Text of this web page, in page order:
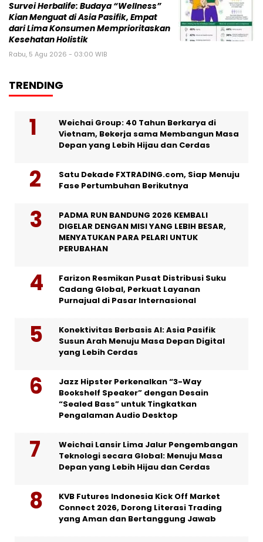
Survei Herbalife: Budaya “Wellness”
Kian Menguat di Asia Pasifik, Empat
dari Lima Konsumen Memprioritaskan
Kesehatan Holistik
Rabu, 5 Agu 2026 - 03:00 WIB
TRENDING
Weichai Group: 40 Tahun Berkarya di
Vietnam, Bekerja sama Membangun Masa
Depan yang Lebih Hijau dan Cerdas
Satu Dekade FXTRADING.com, Siap Menuju
Fase Pertumbuhan Berikutnya
PADMA RUN BANDUNG 2026 KEMBALI
DIGELAR DENGAN MISI YANG LEBIH BESAR,
MENYATUKAN PARA PELARI UNTUK
PERUBAHAN
Farizon Resmikan Pusat Distribusi Suku
Cadang Global, Perkuat Layanan
Purnajual di Pasar Internasional
Konektivitas Berbasis AI: Asia Pasifik
Susun Arah Menuju Masa Depan Digital
yang Lebih Cerdas
Jazz Hipster Perkenalkan “3-Way
Bookshelf Speaker” dengan Desain
“Sealed Bass” untuk Tingkatkan
Pengalaman Audio Desktop
Weichai Lansir Lima Jalur Pengembangan
Teknologi secara Global: Menuju Masa
Depan yang Lebih Hijau dan Cerdas
KVB Futures Indonesia Kick Off Market
Connect 2026, Dorong Literasi Trading
yang Aman dan Bertanggung Jawab